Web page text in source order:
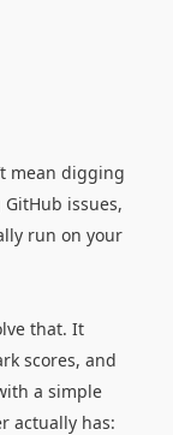
mean digging
issues,
run on your
that. It
scores, and
a simple
actually has: